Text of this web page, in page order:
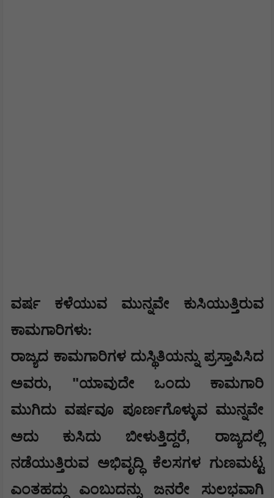
​ವರ್ಷ ಕಳೆಯುವ ಮುನ್ನವೇ ಕುಸಿಯುತ್ತಿರುವ
ಕಾಮಗಾರಿಗಳು:
​ರಾಜ್ಯದ ಕಾಮಗಾರಿಗಳ ದುಸ್ಥಿತಿಯನ್ನು ಪ್ರಸ್ತಾಪಿಸಿದ
ಅವರು, "ಯಾವುದೇ ಒಂದು ಕಾಮಗಾರಿ
ಮುಗಿದು ವರ್ಷವೂ ಪೂರ್ಣಗೊಳ್ಳುವ ಮುನ್ನವೇ
ಅದು ಕುಸಿದು ಬೀಳುತ್ತಿದ್ದರೆ, ರಾಜ್ಯದಲ್ಲಿ
ನಡೆಯುತ್ತಿರುವ ಅಭಿವೃದ್ಧಿ ಕೆಲಸಗಳ ಗುಣಮಟ್ಟ
ಎಂತಹದ್ದು ಎಂಬುದನ್ನು ಜನರೇ ಸುಲಭವಾಗಿ